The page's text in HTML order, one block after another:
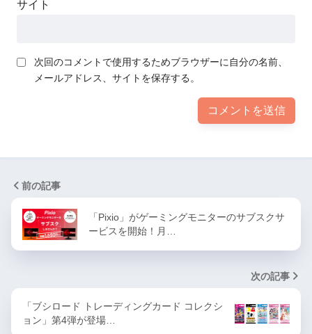
サイト
次回のコメントで使用するためブラウザーに自分の名前、
メールアドレス、サイトを保存する。
前の記事
「Pixio」がゲーミングモニターのサブスクサ
ービスを開始！月…
次の記事
「ブシロード トレーディングカード コレクシ
ョン」第4弾が登場…